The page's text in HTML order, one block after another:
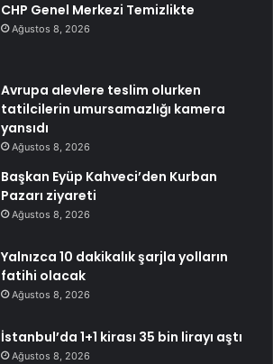
CHP Genel Merkezi Temizlikte
Ağustos 8, 2026
Avrupa alevlere teslim olurken
tatilcilerin umursamazlığı kamera
yansıdı
Ağustos 8, 2026
Başkan Eyüp Kahveci’den Kurban
Pazarı ziyareti
Ağustos 8, 2026
Yalnızca 10 dakikalık şarjla yolların
fatihi olacak
Ağustos 8, 2026
İstanbul’da 1+1 kirası 35 bin lirayı aştı
Ağustos 8, 2026